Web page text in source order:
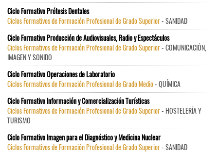
Ciclo Formativo Prótesis Dentales
Ciclos Formativos de Formación Profesional de Grado Superior- SANIDAD
Ciclo Formativo Producción de Audiovisuales, Radio y Espectáculos
Ciclos Formativos de Formación Profesional de Grado Superior- COMUNICACIÓN,
IMAGEN Y SONIDO
Ciclo Formativo Operaciones de Laboratorio
Ciclos Formativos de Formación Profesional de Grado Medio- QUÍMICA
Ciclo Formativo Información y Comercialización Turísticas
Ciclos Formativos de Formación Profesional de Grado Superior- HOSTELERÍA Y
TURISMO
Ciclo Formativo Imagen para el Diagnóstico y Medicina Nuclear
Ciclos Formativos de Formación Profesional de Grado Superior- SANIDAD